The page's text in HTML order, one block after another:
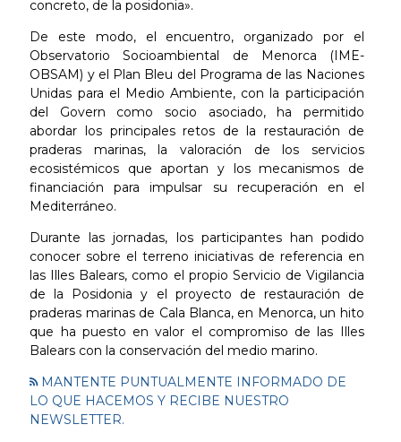
concreto, de la posidonia».
De este modo, el encuentro, organizado por el
Observatorio Socioambiental de Menorca (IME-
OBSAM) y el Plan Bleu del Programa de las Naciones
Unidas para el Medio Ambiente, con la participación
del Govern como socio asociado, ha permitido
abordar los principales retos de la restauración de
praderas marinas, la valoración de los servicios
ecosistémicos que aportan y los mecanismos de
financiación para impulsar su recuperación en el
Mediterráneo.
Durante las jornadas, los participantes han podido
conocer sobre el terreno iniciativas de referencia en
las Illes Balears, como el propio Servicio de Vigilancia
de la Posidonia y el proyecto de restauración de
praderas marinas de Cala Blanca, en Menorca, un hito
que ha puesto en valor el compromiso de las Illes
Balears con la conservación del medio marino.
MANTENTE PUNTUALMENTE INFORMADO DE
LO QUE HACEMOS Y RECIBE NUESTRO
NEWSLETTER.